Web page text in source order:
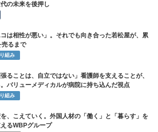
の未来を後押し
コは相性が悪い」。それでも向き合った若松屋が、累
るまで
組み
張ることは、自立ではない」看護師を支えることが、
バリューメディカルが病院に持ち込んだ視点
組み
、こえていく。外国人材の「働く」と「暮らす」を
るWBPグループ